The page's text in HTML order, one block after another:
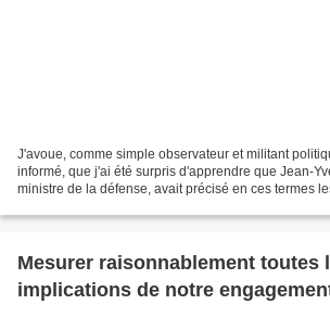
J'avoue, comme simple observateur et militant
informé, que j'ai été surpris d'apprendre que Jean-
ministre de la défense, avait précisé en ces termes
Mesurer raisonnablement toutes
implications de notre